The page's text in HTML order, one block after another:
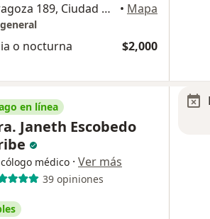
Calzada Ignacio Zaragoza 189, Ciudad de México • Mapa
o nocturna $2,000
en línea
Janeth Escobedo
médico · Ver más
39 opiniones